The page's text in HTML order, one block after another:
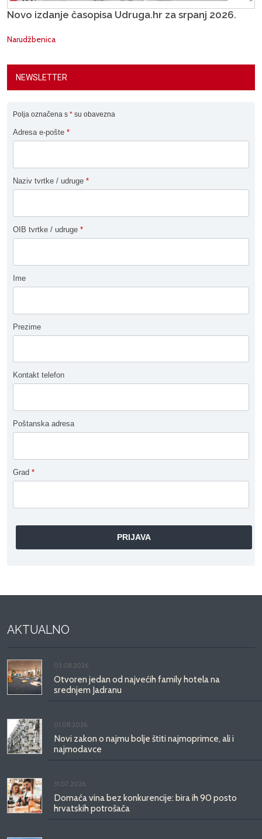
Novo izdanje časopisa Udruga.hr za srpanj 2026.
Narudžbenica
NEWSLETTER
Polja označena s * su obavezna
Adresa e-pošte *
Naziv tvrtke / udruge *
OIB tvrtke / udruge *
Ime
Prezime
Kontakt telefon
Poštanska adresa
Grad *
AKTUALNO
03.08.2026.
Otvoren jedan od najvećih family hotela na
srednjem Jadranu
01.08.2026.
Novi zakon o najmu bolje štiti najmoprimce, ali i
najmodavce
31.07.2026.
Domaća vina bez konkurencije: bira ih 90 posto
hrvatskih potrošača